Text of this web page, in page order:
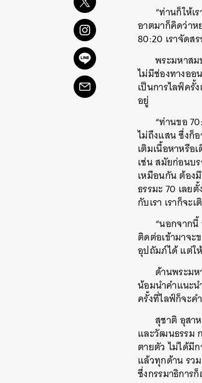
“ท่านก็ให้เ
อาตมาก็คิดว่าห
80:20 เราจัดส
พระมหาส
ไม่มีช่องทางออ
เป็นการไลฟ์ครั้
อยู่
“ท่านขอ
ไม่ถึงแสน ซึ่งก็
เติมเนื้อหาหรือ
เช่น สมัยก่อนบ
เหมือนกัน ต้อง
ธรรมะ 70 เลย
กับเรา เราก็จะ
“นอกจาก
ติดต่อเข้ามาจะ
อุปถัมภ์ได้ แต่ใ
ด้านพระม
น้อมนำคำแนะน
ครั้งที่ไลฟ์ก็จะ
สุชาติ อุสา
และวัฒนธรรม
ตายตัว ไม่ได้มี
แล้วทุกด้าน รว
ซึ่งกรรมาธิการ